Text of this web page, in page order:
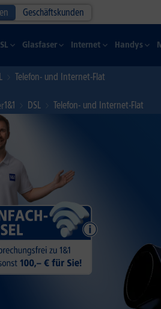
Geschäftskunden
Glasfaser Internet Handys
Telefon- und Internet-Flat
1&1 DSL Telefon- und Internet-Flat